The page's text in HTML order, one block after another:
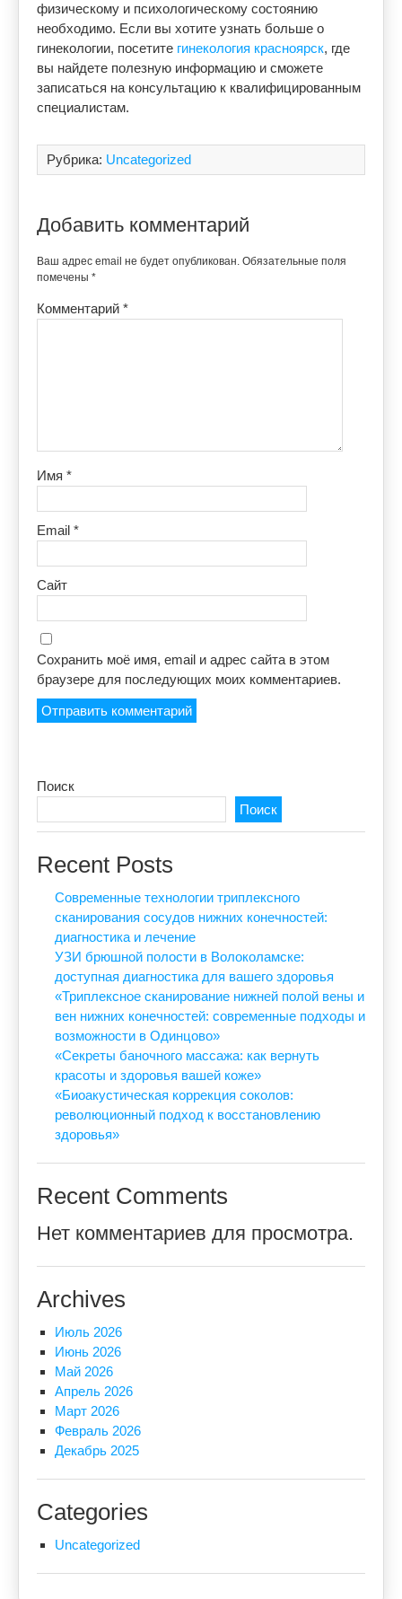
физическому и психологическому состоянию
необходимо. Если вы хотите узнать больше о
гинекологии, посетите гинекология красноярск, где
вы найдете полезную информацию и сможете
записаться на консультацию к квалифицированным
специалистам.
Рубрика: Uncategorized
Добавить комментарий
Ваш адрес email не будет опубликован. Обязательные поля
помечены *
Комментарий *
Имя *
Email *
Сайт
Сохранить моё имя, email и адрес сайта в этом
браузере для последующих моих комментариев.
Поиск
Поиск
Recent Posts
Современные технологии триплексного
сканирования сосудов нижних конечностей:
диагностика и лечение
УЗИ брюшной полости в Волоколамске:
доступная диагностика для вашего здоровья
«Триплексное сканирование нижней полой вены и
вен нижних конечностей: современные подходы и
возможности в Одинцово»
«Секреты баночного массажа: как вернуть
красоты и здоровья вашей коже»
«Биоакустическая коррекция соколов:
революционный подход к восстановлению
здоровья»
Recent Comments
Нет комментариев для просмотра.
Archives
Июль 2026
Июнь 2026
Май 2026
Апрель 2026
Март 2026
Февраль 2026
Декабрь 2025
Categories
Uncategorized